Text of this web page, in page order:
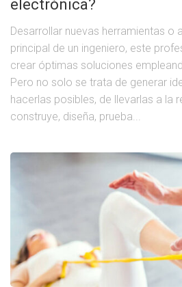
electrónica?
Desarrollar nuevas herramientas o
principal de un ingeniero, este
crear óptimas soluciones
Pero no solo se trata de generar
hacerlas posibles, de llevarlas a la
construye, diseña, prueba...